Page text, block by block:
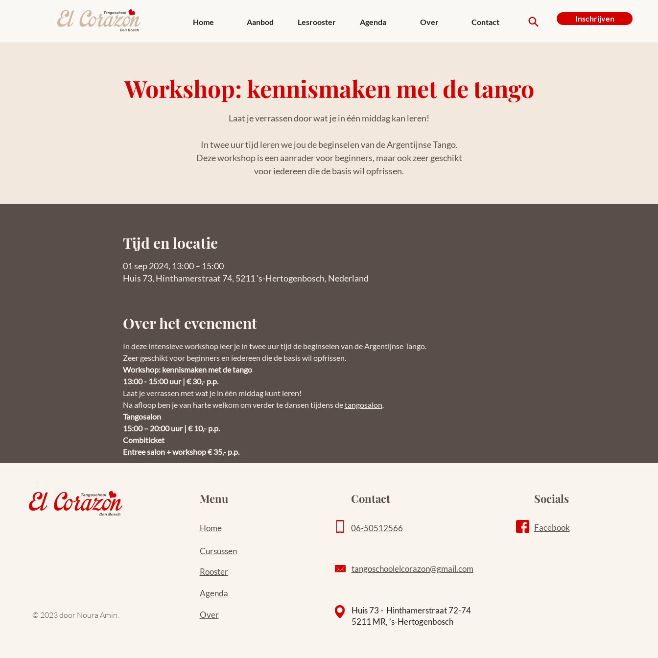
Home Aanbod Lesrooster Agenda Over Contact Inschrijven
Workshop: kennismaken met de tango
Laat je verrassen door wat je in één middag kan leren!
In twee uur tijd leren we jou de beginselen van de Argentijnse Tango.
Deze workshop is een aanrader voor beginners, maar ook zeer geschikt
Tijd en locatie
01 sep 2024, 13:00 – 15:00
Huis 73, Hinthamerstraat 74, 5211 's-Hertogenbosch, Nederland
Over het evenement
In deze intensieve workshop leer je in twee uur tijd de beginselen van de Argentijnse Tango.
Zeer geschikt voor beginners en iedereen die de basis wil opfrissen.
Workshop: kennismaken met de tango
13:00 - 15:00 uur | € 30,- p.p.
Laat je verrassen met wat je in één middag kunt leren!
Na afloop ben je van harte welkom om verder te dansen tijdens de tangosalon.
Tangosalon
15:00 – 20:00 uur | € 10,- p.p.
Combiticket
Entree salon + workshop € 35,- p.p.
© 2023 door Noura Amin.
Menu
Home
Cursussen
Rooster
Agenda
Over
Contact
06-50512566
tangoschoolelcorazon@gmail.com
Huis 73 - Hinthamerstraat 72-74
5211 MR, ’s-Hertogenbosch
Socials
Facebook